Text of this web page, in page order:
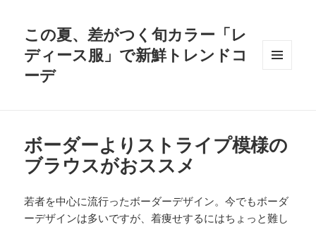
この夏、差がつく旬カラー「レ
ディース服」で新鮮トレンドコ
ーデ
ボーダーよりストライプ模様の
ブラウスがおススメ
若者を中心に流行ったボーダーデザイン。今でもボーダ
ーデザインは多いですが、着痩せするにはちょっと難し